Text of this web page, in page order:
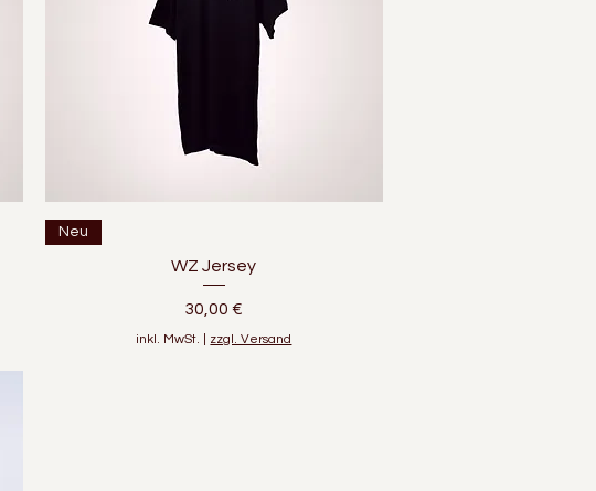
Neu
WZ Jersey
Preis
30,00 €
inkl. MwSt. zzgl. Versand